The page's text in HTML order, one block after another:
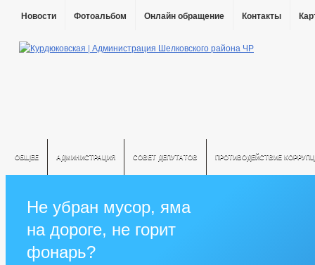
Новости Фотоальбом Онлайн обращение Контакты
ОБЩЕЕ АДМИНИСТРАЦИЯ СОВЕТ ДЕПУТАТОВ ПРОТИВОДЕЙСТВИЕ
Не убран мусор, яма
на дороге, не горит
фонарь?